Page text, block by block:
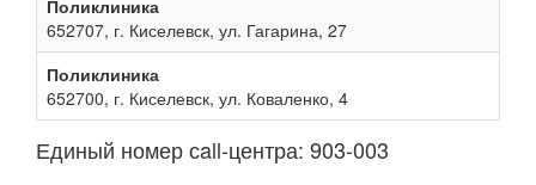
Поликлиника
652707, г. Киселевск, ул. Гагарина, 27
Поликлиника
652700, г. Киселевск, ул. Коваленко, 4
Единый номер сall-центра: 903-003